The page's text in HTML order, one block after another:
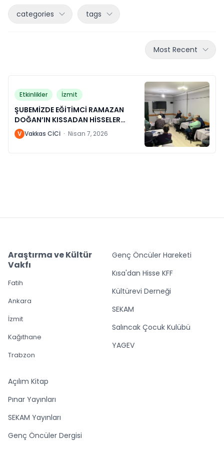
categories tags
Most Recent
Etkinlikler İzmit
ŞUBEMİZDE EĞİTİMCİ RAMAZAN
DOĞAN’IN KISSADAN HİSSELER
KONULU SOHBETİ
V Vakkas CİCİ · Nisan 7, 2026
Araştırma ve Kültür
Vakfı
Fatih
Ankara
İzmit
Kağıthane
Trabzon
Genç Öncüler Hareketi
Kısa'dan Hisse KFF
Kültürevi Derneği
SEKAM
Salıncak Çocuk Kulübü
YAGEV
Açılım Kitap
Pınar Yayınları
SEKAM Yayınları
Genç Öncüler Dergisi